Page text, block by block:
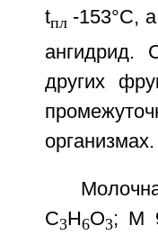
tпл-153°С, а
ангидрид.
других
организмах.
С3Н6О3; М